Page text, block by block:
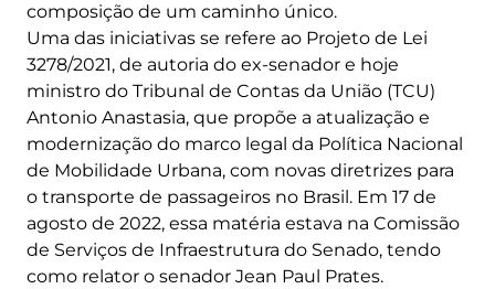
composição de um caminho único.
Uma das iniciativas se refere ao Projeto de Lei
3278/2021, de autoria do ex-senador e hoje
ministro do Tribunal de Contas da União (TCU)
Antonio Anastasia, que propõe a atualização e
modernização do marco legal da Política Nacional
de Mobilidade Urbana, com novas diretrizes para
o transporte de passageiros no Brasil. Em 17 de
agosto de 2022, essa matéria estava na Comissão
de Serviços de Infraestrutura do Senado, tendo
como relator o senador Jean Paul Prates.